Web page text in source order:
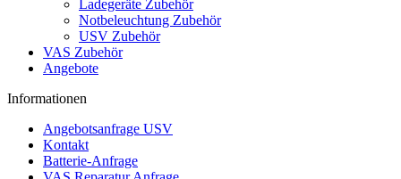
Ladegeräte Zubehör
Notbeleuchtung Zubehör
USV Zubehör
VAS Zubehör
Angebote
Informationen
Angebotsanfrage USV
Kontakt
Batterie-Anfrage